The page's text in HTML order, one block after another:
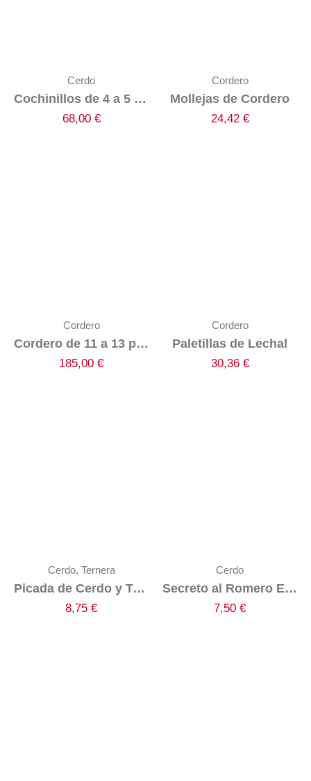
Cerdo
Cochinillos de 4 a 5 Kg Congelados
68,00 €
Cordero
Mollejas de Cordero
24,42 €
Cordero
Cordero de 11 a 13 por Medios o Enteros
185,00 €
Cordero
Paletillas de Lechal
30,36 €
Cerdo, Ternera
Picada de Cerdo y Ternera
8,75 €
Cerdo
Secreto al Romero El Pozo
7,50 €